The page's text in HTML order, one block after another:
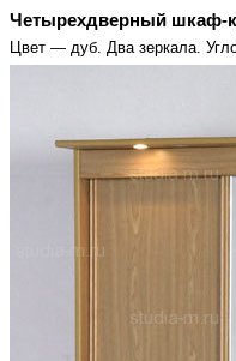
Четырехдверный шкаф-
Цвет — дуб. Два зеркала.